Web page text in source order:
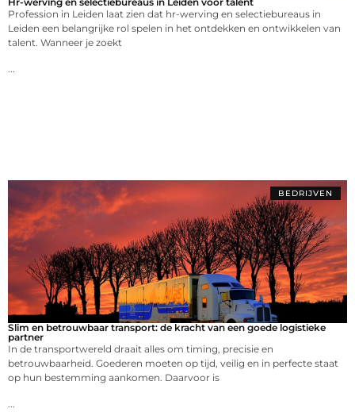
Profession in Leiden laat zien dat hr-werving en selectiebureaus in
Leiden een belangrijke rol spelen in het ontdekken en ontwikkelen van
talent. Wanneer je zoekt
BEDRIJVEN
Slim en betrouwbaar transport: de kracht van een goede logistieke
partner
In de transportwereld draait alles om timing, precisie en
betrouwbaarheid. Goederen moeten op tijd, veilig en in perfecte staat
op hun bestemming aankomen. Daarvoor is